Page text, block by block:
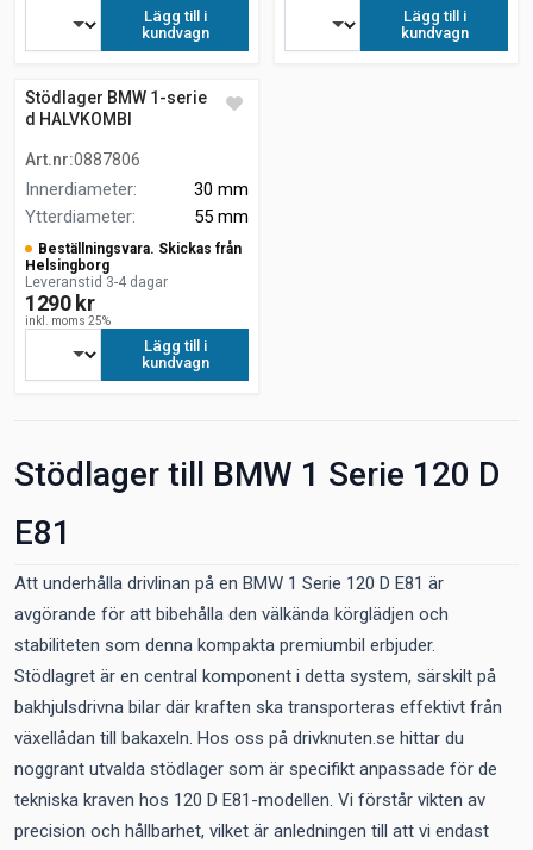
Lägg till i
kundvagn
Lägg till i
kundvagn
Stödlager BMW 1-serie 120
d HALVKOMBI
Art.nr:0887806
Innerdiameter:
30 mm
Ytterdiameter: 55 mm
Beställningsvara. Skickas från
Helsingborg
Leveranstid 3-4 dagar
1290 kr
inkl. moms 25%
Lägg till i
kundvagn
Stödlager till BMW 1 Serie 120 D
E81
Att underhålla drivlinan på en BMW 1 Serie 120 D E81 är
avgörande för att bibehålla den välkända körglädjen och
stabiliteten som denna kompakta premiumbil erbjuder.
Stödlagret är en central komponent i detta system, särskilt på
bakhjulsdrivna bilar där kraften ska transporteras effektivt från
växellådan till bakaxeln. Hos oss på drivknuten.se hittar du
noggrant utvalda stödlager som är specifikt anpassade för de
tekniska kraven hos 120 D E81-modellen. Vi förstår vikten av
precision och hållbarhet, vilket är anledningen till att vi endast